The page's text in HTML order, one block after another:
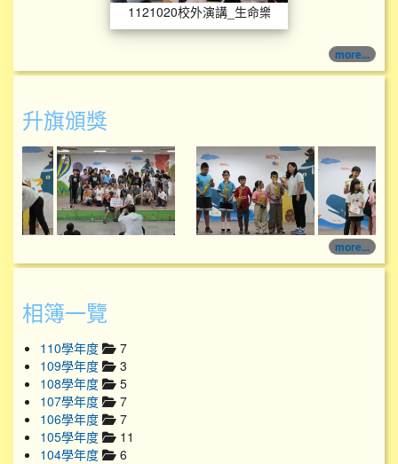
1121020校外演講_生命樂章
more...
升旗頒獎
114學年度升旗頒獎 114學年度升旗頒獎
more...
相簿一覽
110學年度
7
109學年度
3
108學年度
5
107學年度
7
106學年度
7
105學年度
11
104學年度
6